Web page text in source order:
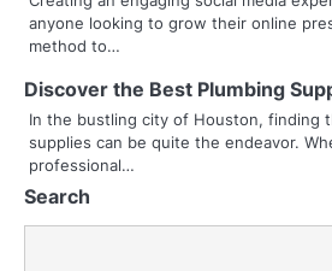
a
t
i
o
n
anyone looking to grow their online
method to…
Discover the Best Plumbing
In the bustling city of Houston, finding
supplies can be quite the endeavor.
professional…
Search